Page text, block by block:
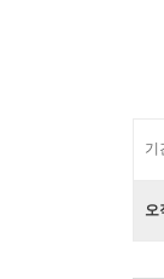
기
오